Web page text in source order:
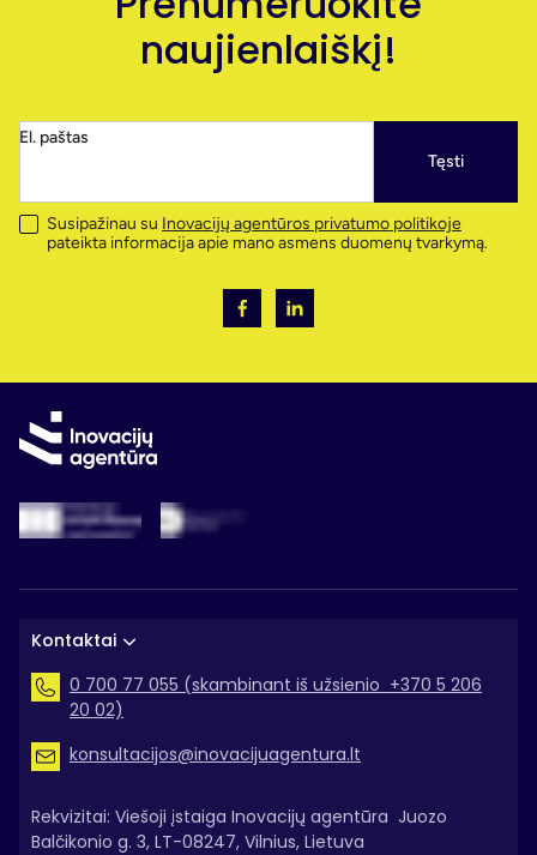
naujienlaiškį!
El. paštas
Tęsti
Susipažinau su Inovacijų agentūros privatumo politikoje
pateikta informacija apie mano asmens duomenų tvarkymą.
Kontaktai
0 700 77 055 (skambinant iš užsienio +370 5 206
20 02)
konsultacijos@inovacijuagentura.lt
Rekvizitai: Viešoji įstaiga Inovacijų agentūra Juozo
Balčikonio g. 3, LT-08247, Vilnius, Lietuva